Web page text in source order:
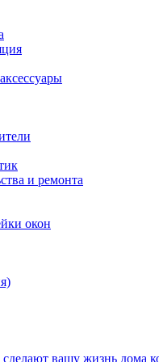
и ремонта
окон
вашу жизнь дома